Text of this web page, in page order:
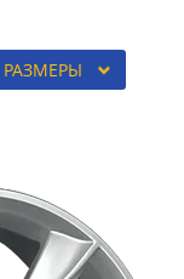
РАЗМЕРЫ